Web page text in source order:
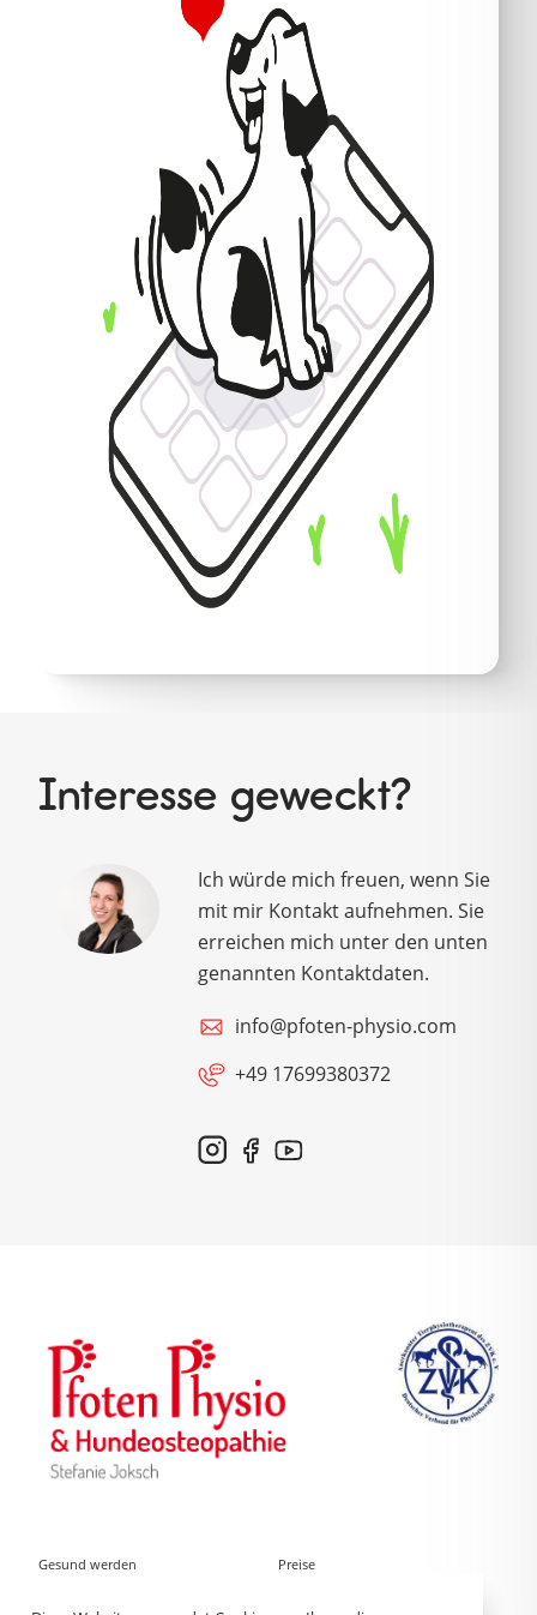
Interesse geweckt?
Ich würde mich freuen, wenn Sie
mit mir Kontakt aufnehmen. Sie
erreichen mich unter den unten
genannten Kontaktdaten.
info@pfoten-physio.com
+49 17699380372
Gesund werden
Preise